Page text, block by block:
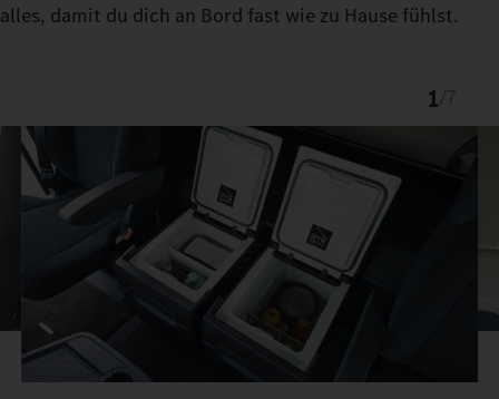
alles, damit du dich an Bord fast wie zu Hause fühlst.
1